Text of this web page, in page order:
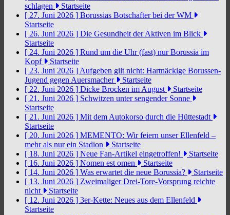
schlagen
Startseite
[ 27. Juni 2026 ] Borussias Botschafter bei der WM
Startseite
[ 26. Juni 2026 ] Die Gesundheit der Aktiven im Blick
Startseite
[ 24. Juni 2026 ] Rund um die Uhr (fast) nur Borussia im
Kopf
Startseite
[ 23. Juni 2026 ] Aufgeben gilt nicht: Hartnäckige Borussen-
Jugend gegen Auersmacher
Startseite
[ 22. Juni 2026 ] Dicke Brocken im August
Startseite
[ 21. Juni 2026 ] Schwitzen unter sengender Sonne
Startseite
[ 21. Juni 2026 ] Mit dem Autokorso durch die Hüttestadt
Startseite
[ 20. Juni 2026 ] MEMENTO: Wir feiern unser Ellenfeld –
mehr als nur ein Stadion
Startseite
[ 18. Juni 2026 ] Neue Fan-Artikel eingetroffen!
Startseite
[ 16. Juni 2026 ] Nomen est omen
Startseite
[ 14. Juni 2026 ] Was erwartet die neue Borussia?
Startseite
[ 13. Juni 2026 ] Zweimaliger Drei-Tore-Vorsprung reichte
nicht
Startseite
[ 12. Juni 2026 ] 3er-Kette: Neues aus dem Ellenfeld
Startseite